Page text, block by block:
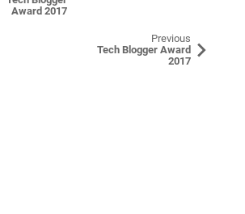
Previous
Tech Blogger Award
2017